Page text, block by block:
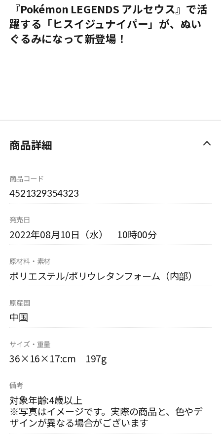
『Pokémon LEGENDS アルセウス』で活
躍する「ヒスイジュナイパー」が、ぬい
ぐるみになって新登場！
商品詳細
商品コード
4521329354323
発売日
2022年08月10日（水） 10時00分
原材料・素材
ポリエステル/ポリウレタンフォーム（内部）
原産国
中国
サイズ・重量
36×16×17:cm 197g
備考
対象年齢:4歳以上
※写真はイメージです。実際の商品と、色やデ
ザインが異なる場合がございます